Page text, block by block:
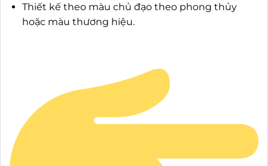
Thiết kế theo màu chủ đạo theo phong thủy
hoặc màu thương hiệu.